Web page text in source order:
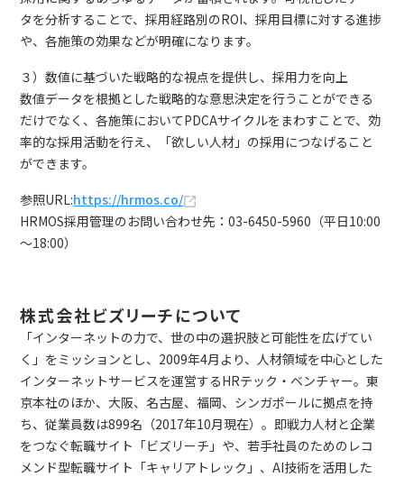
タを分析することで、採用経路別のROI、採用目標に対する進捗
や、各施策の効果などが明確になります。
３）数値に基づいた戦略的な視点を提供し、採用力を向上
数値データを根拠とした戦略的な意思決定を行うことができる
だけでなく、各施策においてPDCAサイクルをまわすことで、効
率的な採用活動を行え、「欲しい人材」の採用につなげること
ができます。
参照URL:https://hrmos.co/
HRMOS採用管理のお問い合わせ先：03-6450-5960（平日10:00
～18:00）
株式会社ビズリーチについて
「インターネットの力で、世の中の選択肢と可能性を広げてい
く」をミッションとし、2009年4月より、人材領域を中心とした
インターネットサービスを運営するHRテック・ベンチャー。東
京本社のほか、大阪、名古屋、福岡、シンガポールに拠点を持
ち、従業員数は899名（2017年10月現在）。即戦力人材と企業
をつなぐ転職サイト「ビズリーチ」や、若手社員のためのレコ
メンド型転職サイト「キャリアトレック」、AI技術を活用した